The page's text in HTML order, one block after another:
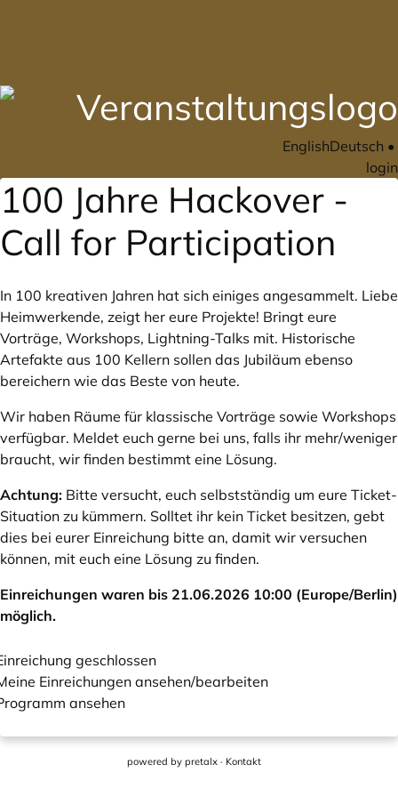
EnglishDeutsch •
login
100 Jahre Hackover -
Call for Participation
In 100 kreativen Jahren hat sich einiges angesammelt. Liebe
Heimwerkende, zeigt her eure Projekte! Bringt eure
Vorträge, Workshops, Lightning-Talks mit. Historische
Artefakte aus 100 Kellern sollen das Jubiläum ebenso
bereichern wie das Beste von heute.
Wir haben Räume für klassische Vorträge sowie Workshops
verfügbar. Meldet euch gerne bei uns, falls ihr mehr/weniger
braucht, wir finden bestimmt eine Lösung.
Achtung: Bitte versucht, euch selbstständig um eure Ticket-
Situation zu kümmern. Solltet ihr kein Ticket besitzen, gebt
dies bei eurer Einreichung bitte an, damit wir versuchen
können, mit euch eine Lösung zu finden.
Einreichungen waren bis 21.06.2026 10:00 (Europe/Berlin)
möglich.
ansehen
Einreichungen ansehen/bearbeiten
geschlossen
powered by pretalx· Kontakt